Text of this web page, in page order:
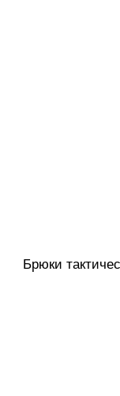
Брюки